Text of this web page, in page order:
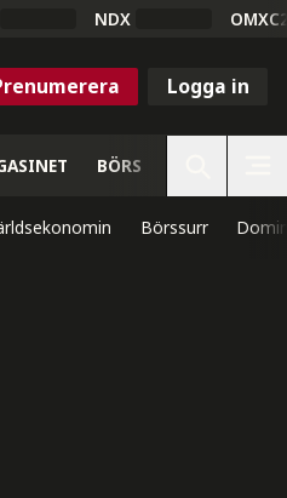
NDX
Logga in
BÖRS
Börssurr